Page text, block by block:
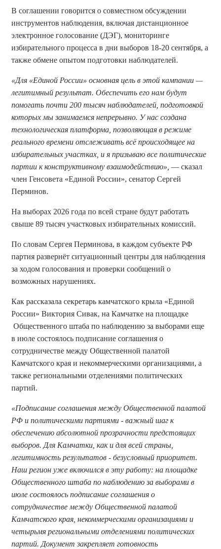
В соглашении говорится о совместном обсуждении
инструментов наблюдения, включая дистанционное
электронное голосование (ДЭГ), мониторинге
избирательного процесса в дни выборов 18-20 сентября, а
также обмене опытом подготовки наблюдателей.
«Для «Единой России» основная цель в этой кампании —
легитимный результат. Обеспечить его нам будут
помогать почти 200 тысяч наблюдателей, подготовкой
которых мы занимаемся непрерывно. У нас создана
технологическая платформа, позволяющая в режиме
реального времени отслеживать всё происходящее на
избирательных участках, и я призываю все политические
партии к конструктивному взаимодействию», — сказал
член Генсовета «Единой России», сенатор Сергей
Перминов.
На выборах 2026 года по всей стране будут работать
свыше 89 тысяч участковых избирательных комиссий.
По словам Сергея Перминова, в каждом субъекте РФ
партия развернёт ситуационный центры для наблюдения
за ходом голосования и проверки сообщений о
возможных нарушениях.
Как рассказала секретарь камчатского крыла «Единой
России» Виктория Сивак, на Камчатке на площадке
Общественного штаба по наблюдению за выборами еще
в июле состоялось подписание соглашения о
сотрудничестве между Общественной палатой
Камчатского края и некоммерческими организациями, а
также региональными отделениями политических
партий.
«Подписание соглашения между Общественной палатой
РФ и политическими партиями - важный шаг к
обеспечению абсолютной прозрачности предстоящих
выборов. Для Камчатки, как и для всей страны,
легитимность результатов - безусловный приоритет.
Наш регион уже включился в эту работу: на площадке
Общественного штаба по наблюдению за выборами в
июле состоялось подписание соглашения о
сотрудничестве между Общественной палатой
Камчатского края, некоммерческими организациями и
четырьмя региональными отделениями политических
партий. Документ закрепляет готовность